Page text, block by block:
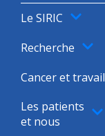
Le SIRIC
Recherche
Cancer et travail
Les patients
et nous